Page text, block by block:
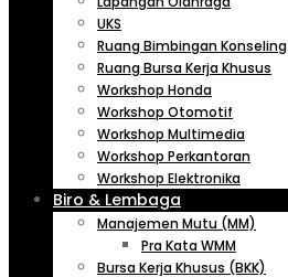
UKS
Ruang Bimbingan Konseling
Ruang Bursa Kerja Khusus
Workshop Honda
Workshop Otomotif
Workshop Multimedia
Workshop Perkantoran
Workshop Elektronika
Biro & Lembaga
Manajemen Mutu (MM)
Pra Kata WMM
Bursa Kerja Khusus (BKK)